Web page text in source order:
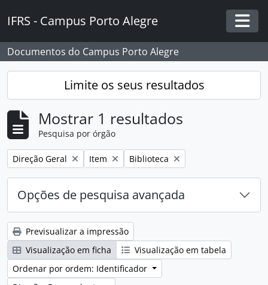
IFRS - Campus Porto Alegre
Documentos do Campus Porto Alegre
Limite os seus resultados
Mostrar 1 resultados
Pesquisa por órgão
Remover filtro:
Direção Geral Remover filtro:
Item Remover filtro:
Biblioteca
Opções de pesquisa avançada
Previsualizar a impressão
Visualização em ficha
Visualização em tabela
Ordenar por ordem: Identificador